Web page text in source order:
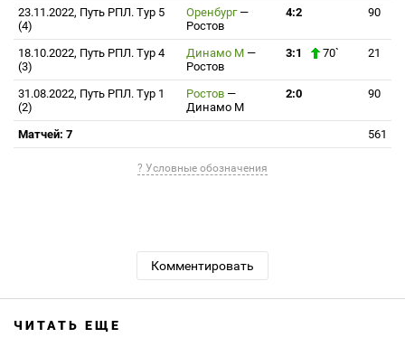
23.11.2022, Путь РПЛ. Тур 5
(4)
Оренбург —
Ростов
4:2 90
18.10.2022, Путь РПЛ. Тур 4
(3)
Динамо М —
Ростов
3:1 70` 21
31.08.2022, Путь РПЛ. Тур 1
(2)
Ростов —
Динамо М
2:0 90
Матчей: 7 561
? Условные обозначения
Комментировать
ЧИТАТЬ ЕЩЕ